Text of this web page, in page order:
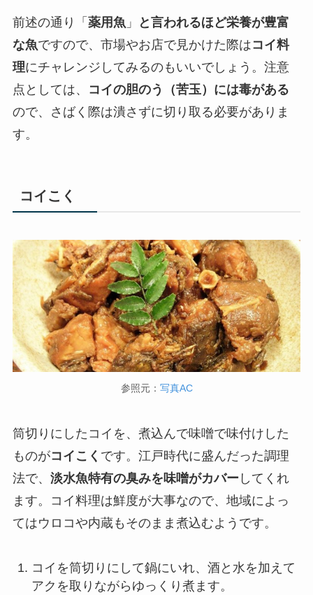
前述の通り「 薬用魚 」
と言われるほど栄養が豊富
な魚ですので、市場やお店で見かけた際はコイ料
理にチャレンジしてみるのもいいでしょう。注意
点としては、
コイの胆のう（苦玉）には毒がある
ので、さばく際は潰さずに切り取る必要がありま
す。
コイこく
参照元： 写真AC
筒切りにしたコイを、煮込んで味噌で味付けした
ものがコイこく です。江戸時代に盛んだった調理
法で、 淡水魚特有の臭みを味噌がカバー してくれ
ます。コイ料理は鮮度が大事なので、地域によっ
てはウロコや内蔵もそのまま煮込むようです。
コイを筒切りにして鍋にいれ、酒と水を加えて
アクを取りながらゆっくり煮ます。